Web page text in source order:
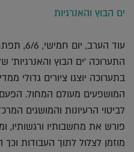
ים הבוץ והאנרגיות
עוד
התערוכה 'ים הבוץ והאנרגיות'
בתערוכה יוצגו ציורים גדולי
המושפעים מעולם המחול.
לביטוי הרעיונות והמושגים
פורש את מחשבותיו ורגשותיו,
מוזמן לצלול לתוך העבודות